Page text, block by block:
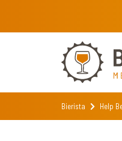
Bierista Help